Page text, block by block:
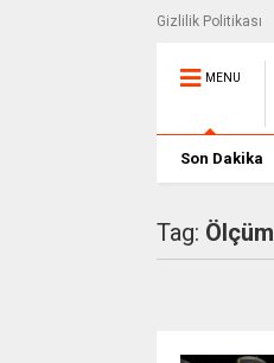
Gizlilik Politikası
MENU
Son Dakika
Tag: Ölçüm